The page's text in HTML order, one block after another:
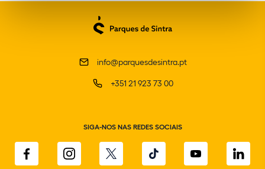
info@parquesdesintra.pt
+351 21 923 73 00
SIGA-NOS NAS REDES SOCIAIS